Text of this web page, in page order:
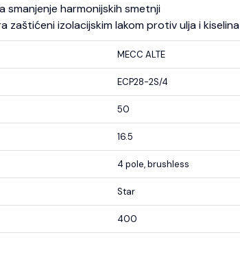
smanjenje harmonijskih smetnji
zaštićeni izolacijskim lakom protiv ulja i kiselina
MECC ALTE
ECP28-2S/4
50
16.5
4 pole, brushless
Star
400